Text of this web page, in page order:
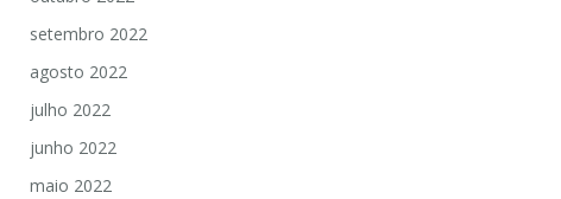
setembro 2022
agosto 2022
julho 2022
junho 2022
maio 2022